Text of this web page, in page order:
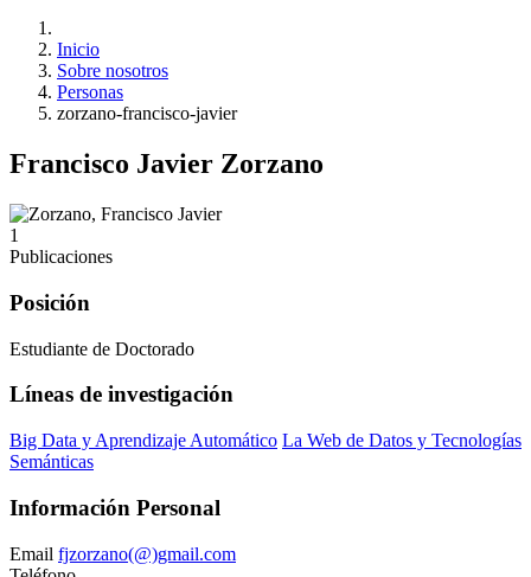
Inicio
Sobre nosotros
Personas
zorzano-francisco-javier
Francisco Javier Zorzano
1
Publicaciones
Posición
Estudiante de Doctorado
Líneas de investigación
Big Data y Aprendizaje Automático La Web de Datos y Tecnologías
Semánticas
Información Personal
Email fjzorzano(@)gmail.com